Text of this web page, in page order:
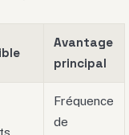
Avantage
principal
Fréquence
de